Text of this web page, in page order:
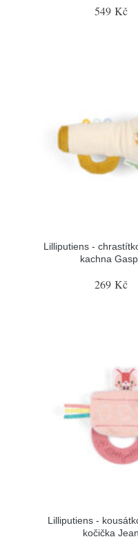
549 Kč
Lilliputiens -
kachna
269 Kč
Lilliputiens -
kočička